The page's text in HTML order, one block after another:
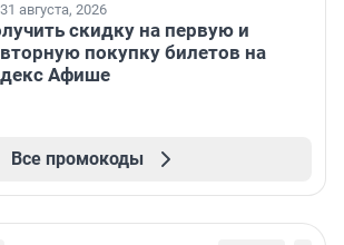
августа, 2026
скидку на первую и
покупку билетов на
Афише
Все промокоды